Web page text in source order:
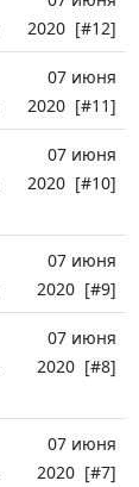
2020 [#12]
07 июня
2020 [#11]
07 июня
2020 [#10]
07 июня
2020 [#9]
07 июня
2020 [#8]
07 июня
2020 [#7]